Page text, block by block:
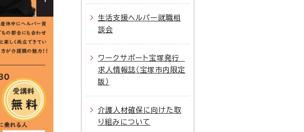
生活支援ヘルパー就職相
談会
ワークサポート宝塚発行
求人情報誌（宝塚市内限定
版）
介護人材確保に向けた取
り組みについて